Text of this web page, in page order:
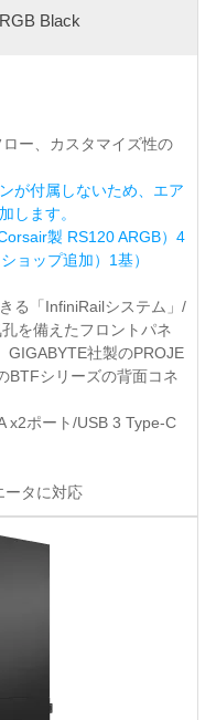
Black
ー、カスタマイズ性の
が付属しないため、エア
します。
製 RS120 ARGB）4
ョップ追加）1基）
る「InfiniRailシステム」/
を備えたフロントパネ
GIGABYTE社製のPROJE
BTFシリーズの背面コネ
x2ポート/USB 3 Type-C
ータに対応